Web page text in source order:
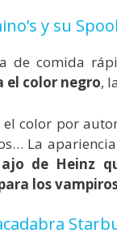
y su
de comida
el color negro,
el color por
La apariencia
de Heinz
los